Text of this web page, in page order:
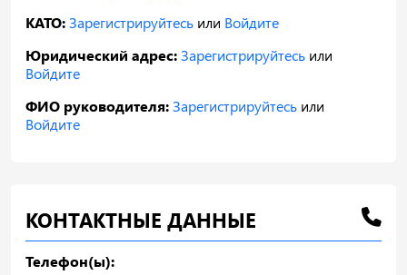
КАТО:Зарегистрируйтесь или Войдите
Юридический адрес:Зарегистрируйтесь или
Войдите
ФИО руководителя:Зарегистрируйтесь или
Войдите
КОНТАКТНЫЕ ДАННЫЕ
Телефон(ы):